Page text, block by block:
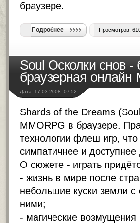
браузере.
Подробнее Просмотров:
Soul Осколки снов -
браузерная онлайн
Дата: 17-03-2008, 07:52
Shards of the Dreams
MMORPG в браузере.
технологии флеш игр,
симпатичнее и
О сюжете - играть
- жизнь в мире после
небольшие куски земли
ними;
- магические